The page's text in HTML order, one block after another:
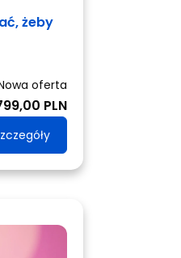
żeby
oferta
PLN